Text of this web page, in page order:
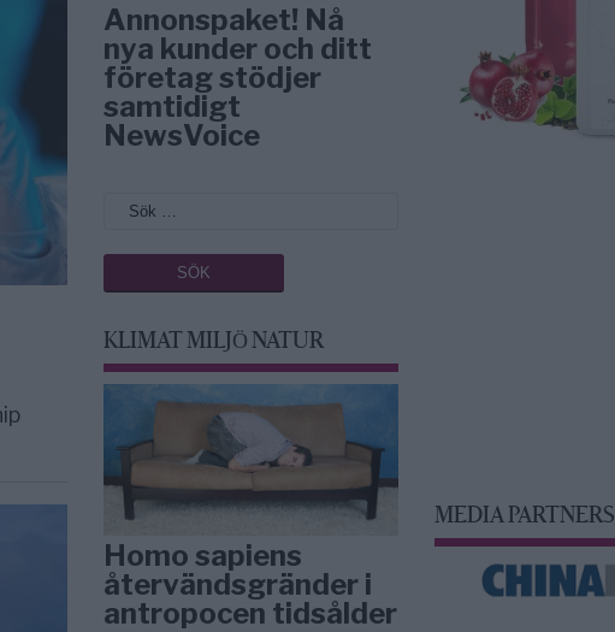
Annonspaket! Nå
nya kunder och ditt
företag stödjer
samtidigt
NewsVoice
KLIMAT MILJÖ NATUR
Homo sapiens
återvändsgränder i
antropocen tidsålder
MEDIA PARTNERS